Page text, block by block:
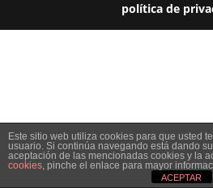
política de
Este sitio web utiliza cookies para que usted
usuario. Si continúa navegando está dando
aceptación de las mencionadas cookies y la
cookies, pinche el enlace para mayor
ACEPTAR